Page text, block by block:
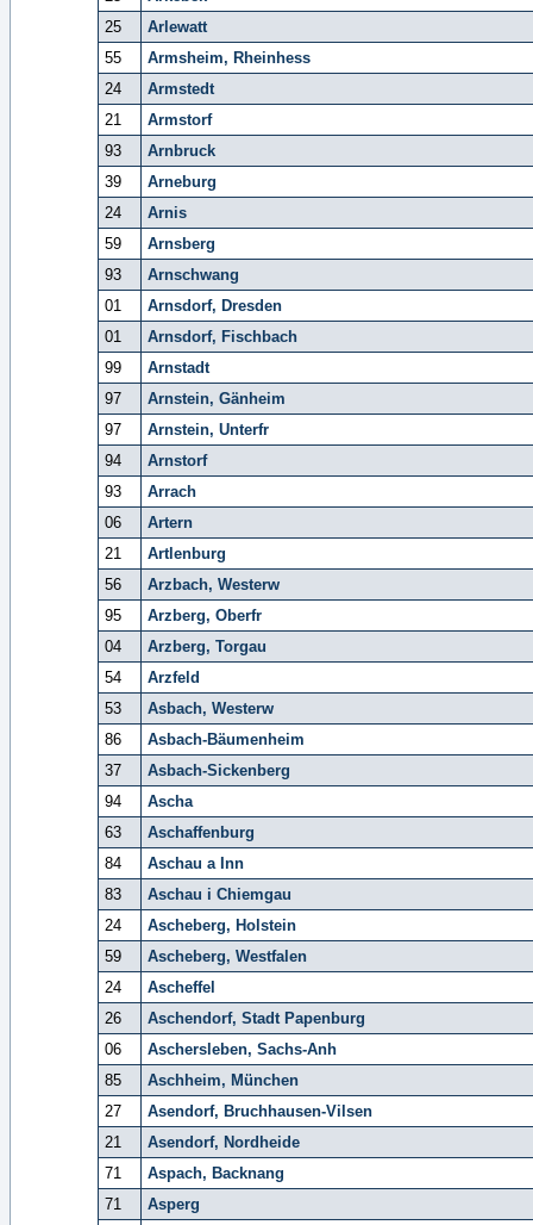
25
Arlewatt
55
Armsheim, Rheinhess
24
Armstedt
21
Armstorf
93
Arnbruck
39
Arneburg
24
Arnis
59
Arnsberg
93
Arnschwang
01
Arnsdorf, Dresden
01
Arnsdorf, Fischbach
99
Arnstadt
97
Arnstein, Gänheim
97
Arnstein, Unterfr
94
Arnstorf
93
Arrach
06
Artern
21
Artlenburg
56
Arzbach, Westerw
95
Arzberg, Oberfr
04
Arzberg, Torgau
54
Arzfeld
53
Asbach, Westerw
86
Asbach-Bäumenheim
37
Asbach-Sickenberg
94
Ascha
63
Aschaffenburg
84
Aschau a Inn
83
Aschau i Chiemgau
24
Ascheberg, Holstein
59
Ascheberg, Westfalen
24
Ascheffel
26
Aschendorf, Stadt Papenburg
06
Aschersleben, Sachs-Anh
85
Aschheim, München
27
Asendorf, Bruchhausen-Vilsen
21
Asendorf, Nordheide
71
Aspach, Backnang
71
Asperg